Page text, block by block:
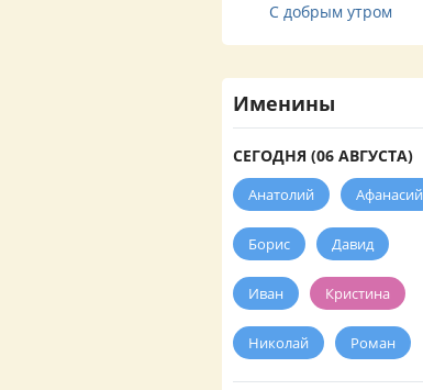
С добрым утром
Именины
СЕГОДНЯ (06 АВГУСТА)
Анатолий Афанасий
Борис Давид
Иван Кристина
Николай Роман